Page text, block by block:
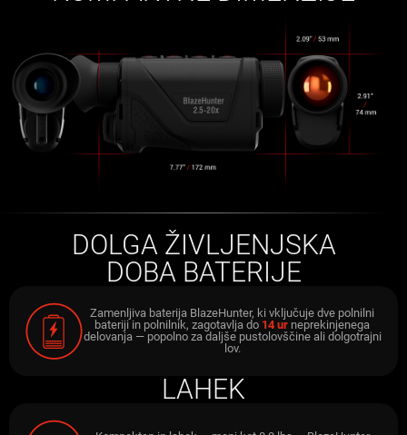
DOLGA ŽIVLJENJSKA
DOBA BATERIJE
Zamenljiva baterija BlazeHunter, ki vključuje dve polnilni
bateriji in polnilnik, zagotavlja do 14 ur neprekinjenega
delovanja — popolno za daljše pustolovščine ali dolgotrajni
lov.
LAHEK